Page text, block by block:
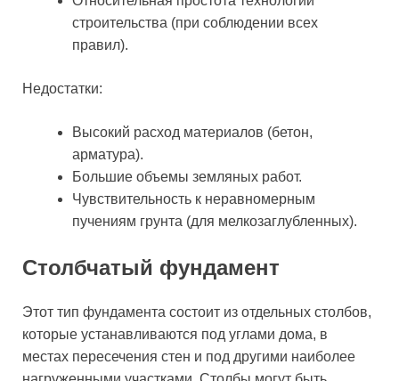
строительства (при соблюдении всех
правил).
Недостатки:
Высокий расход материалов (бетон,
арматура).
Большие объемы земляных работ.
Чувствительность к неравномерным
пучениям грунта (для мелкозаглубленных).
Столбчатый фундамент
Этот тип фундамента состоит из отдельных столбов,
которые устанавливаются под углами дома, в
местах пересечения стен и под другими наиболее